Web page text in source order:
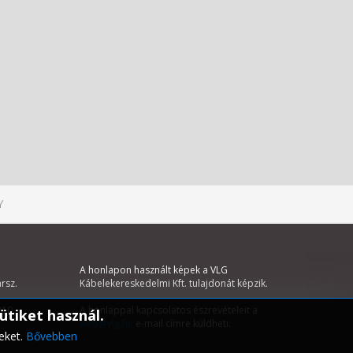
használ.
Bővebben
A honlapon használt képek a VLG
Kábelekereskedelmi Kft. tulajdonát képzik.
A honlappal kapcsolatos észrevételeit a
web@vlg.hu